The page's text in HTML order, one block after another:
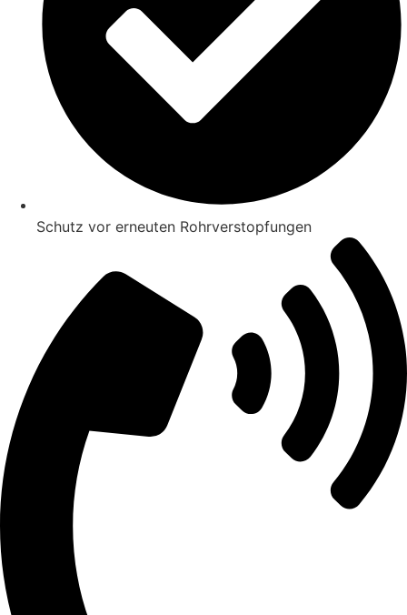
Schutz vor erneuten Rohrverstopfungen